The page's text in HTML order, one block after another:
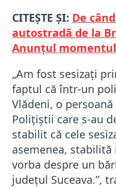
CITEȘTE ȘI: De
autostradă de la
Anunțul
„Am fost sesizaţi
faptul că într-un
Vlădeni, o
Poliţiştii care s-au
stabilit că cele
asemenea,
vorba despre un
judeţul Suceava.”,